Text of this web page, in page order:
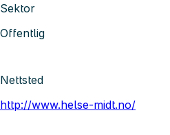
Sektor
Offentlig
Nettsted
http://www.helse-midt.no/